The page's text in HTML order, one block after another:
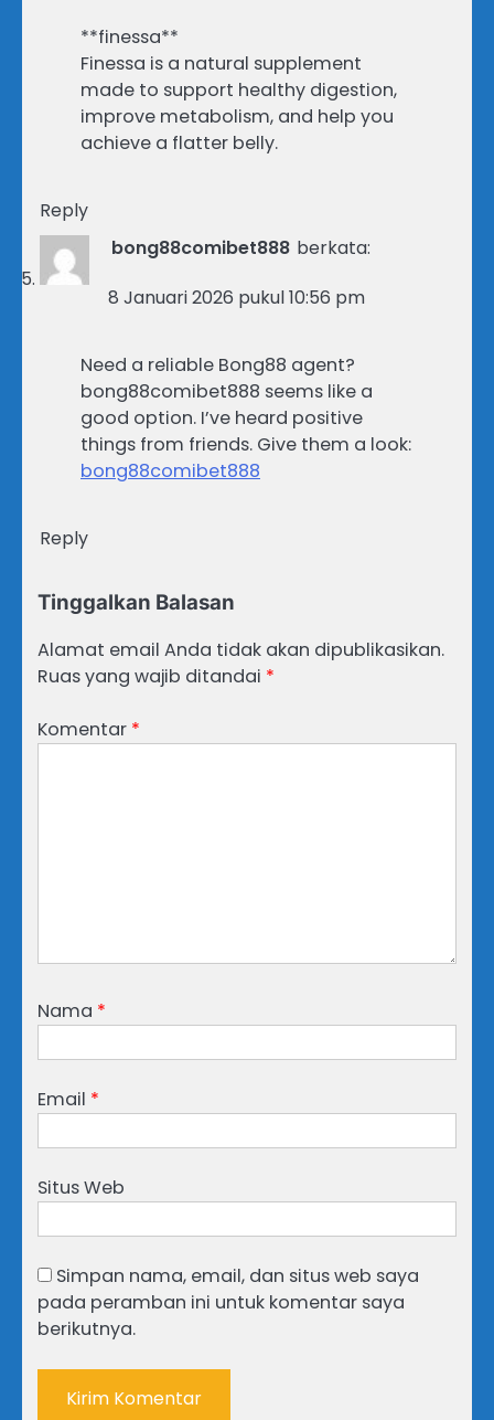
**finessa**
Finessa is a natural supplement
made to support healthy digestion,
improve metabolism, and help you
achieve a flatter belly.
Reply
bong88comibet888 berkata:
8 Januari 2026 pukul 10:56 pm
Need a reliable Bong88 agent?
bong88comibet888 seems like a
good option. I’ve heard positive
things from friends. Give them a look:
bong88comibet888
Reply
Tinggalkan Balasan
Alamat email Anda tidak akan dipublikasikan.
Ruas yang wajib ditandai *
Komentar *
Nama *
Email *
Situs Web
Simpan nama, email, dan situs web saya
pada peramban ini untuk komentar saya
berikutnya.